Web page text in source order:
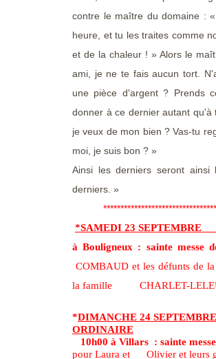
contre le maître du domaine :
heure, et tu les traites comme
et de la chaleur ! » Alors le
ami, je ne te fais aucun tort.
une pièce d'argent ? Prends
donner à ce dernier autant
je veux de mon bien ? Vas-tu
moi, je suis bon ? »
Ainsi les derniers seront
*SAMEDI 23 SEPTEMBRE
à Bouligneux : sainte messe
COMBAUD et les défunts de
la famille CHARLET-
*DIMANCHE 24
ORDINAIRE
10h00 à Villars : sainte
pour Laura et Olivier et leurs